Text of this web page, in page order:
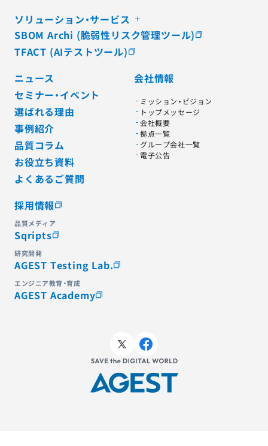
ソリューション・サービス
SBOM Archi (脆弱性リスク管理ツール)
TFACT (AIテストツール)
ニュース
セミナー・イベント
選ばれる理由
事例紹介
品質コラム
お役立ち資料
よくあるご質問
会社情報
ミッション・ビジョン
トップメッセージ
会社概要
拠点一覧
グループ会社一覧
電子公告
採用情報
品質メディア
Sqripts
研究開発
AGEST Testing Lab.
エンジニア教育・育成
AGEST Academy